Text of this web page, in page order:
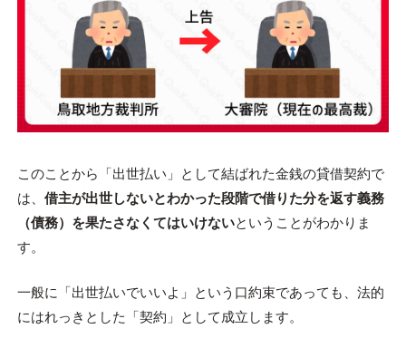
このことから「出世払い」として結ばれた金銭の貸借契約で
は、 借主が出世しないとわかった段階で借りた分を返す義務
（債務）を果たさなくてはいけないということがわかりま
す。
一般に「出世払いでいいよ」という口約束であっても、法的
にはれっきとした「契約」として成立します。